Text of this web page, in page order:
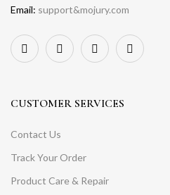
Email: support&mojury.com
CUSTOMER SERVICES
Contact Us
Track Your Order
Product Care & Repair